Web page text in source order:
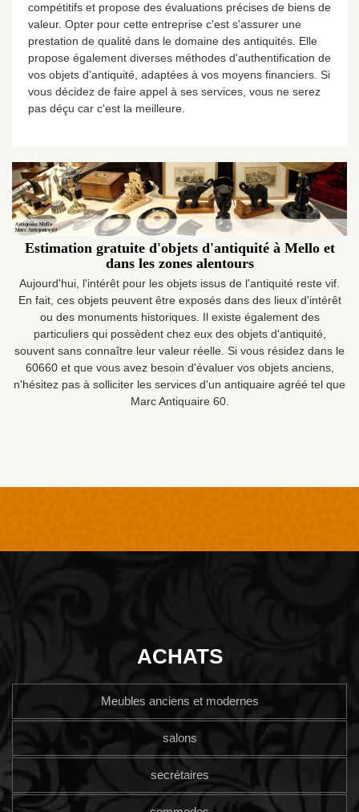
compétitifs et propose des évaluations précises de biens de
valeur. Opter pour cette entreprise c'est s'assurer une
prestation de qualité dans le domaine des antiquités. Elle
propose également diverses méthodes d'authentification de
vos objets d'antiquité, adaptées à vos moyens financiers. Si
vous décidez de faire appel à ses services, vous ne serez
pas déçu car c'est la meilleure.
Estimation gratuite d'objets d'antiquité à Mello et
dans les zones alentours
Aujourd'hui, l'intérêt pour les objets issus de l'antiquité reste vif.
En fait, ces objets peuvent être exposés dans des lieux d'intérêt
ou des monuments historiques. Il existe également des
particuliers qui possèdent chez eux des objets d'antiquité,
souvent sans connaître leur valeur réelle. Si vous résidez dans le
60660 et que vous avez besoin d'évaluer vos objets anciens,
n'hésitez pas à solliciter les services d'un antiquaire agréé tel que
Marc Antiquaire 60.
ACHATS
Meubles anciens et modernes
salons
secrétaires